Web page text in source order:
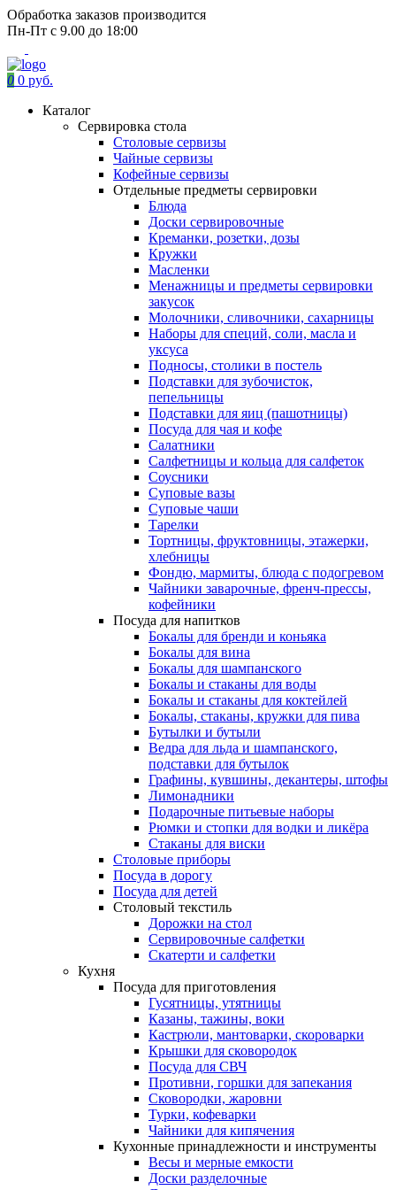
Обработка заказов производится
Пн-Пт с 9.00 до 18:00
0 0 руб.
Каталог
Сервировка стола
Столовые сервизы
Чайные сервизы
Кофейные сервизы
Отдельные предметы сервировки
Блюда
Доски сервировочные
Креманки, розетки, дозы
Кружки
Масленки
Менажницы и предметы сервировки
закусок
Молочники, сливочники, сахарницы
Наборы для специй, соли, масла и
уксуса
Подносы, столики в постель
Подставки для зубочисток,
пепельницы
Подставки для яиц (пашотницы)
Посуда для чая и кофе
Салатники
Салфетницы и кольца для салфеток
Соусники
Суповые вазы
Суповые чаши
Тарелки
Тортницы, фруктовницы, этажерки,
хлебницы
Фондю, мармиты, блюда с подогревом
Чайники заварочные, френч-прессы,
кофейники
Посуда для напитков
Бокалы для бренди и коньяка
Бокалы для вина
Бокалы для шампанского
Бокалы и стаканы для воды
Бокалы и стаканы для коктейлей
Бокалы, стаканы, кружки для пива
Бутылки и бутыли
Ведра для льда и шампанского,
подставки для бутылок
Графины, кувшины, декантеры, штофы
Лимонадники
Подарочные питьевые наборы
Рюмки и стопки для водки и ликёра
Стаканы для виски
Столовые приборы
Посуда в дорогу
Посуда для детей
Столовый текстиль
Дорожки на стол
Сервировочные салфетки
Скатерти и салфетки
Кухня
Посуда для приготовления
Гусятницы, утятницы
Казаны, тажины, воки
Кастрюли, мантоварки, скороварки
Крышки для сковородок
Посуда для СВЧ
Противни, горшки для запекания
Сковородки, жаровни
Турки, кофеварки
Чайники для кипячения
Кухонные принадлежности и инструменты
Весы и мерные емкости
Доски разделочные